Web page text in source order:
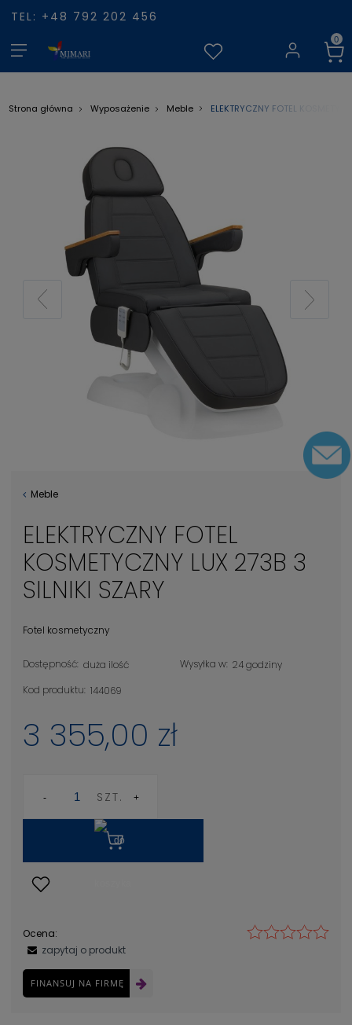
TEL: +48 792 202 456
Strona główna Wyposażenie Meble ELEKTRYCZNY FOTEL
Meble
ELEKTRYCZNY FOTEL
KOSMETYCZNY LUX 273B 3
SILNIKI SZARY
Fotel kosmetyczny
Dostępność: duża ilość Wysyłka w: 24 godziny
Kod produktu: 144069
3 355,00 zł
SZT.
Ocena:
zapytaj o produkt
FINANSUJ NA FIRMĘ